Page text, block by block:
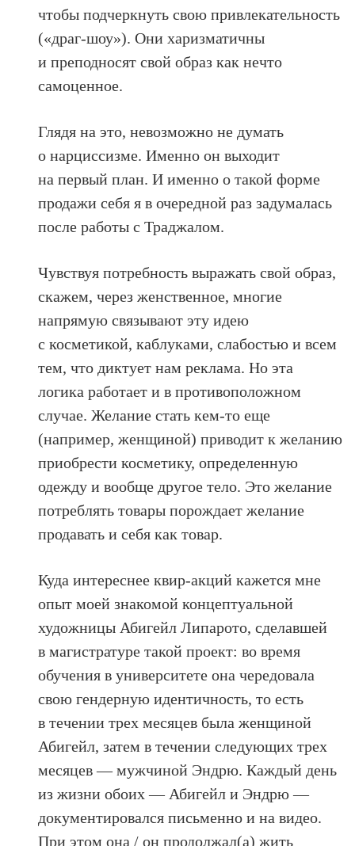
чтобы подчеркнуть свою привлекательность
(«драг-шоу»). Они харизматичны
и преподносят свой образ как нечто
самоценное.
Глядя на это, невозможно не думать
о нарциссизме. Именно он выходит
на первый план. И именно о такой форме
продажи себя я в очередной раз задумалась
после работы с Траджалом.
Чувствуя потребность выражать свой образ,
скажем, через женственное, многие
напрямую связывают эту идею
с косметикой, каблуками, слабостью и всем
тем, что диктует нам реклама. Но эта
логика работает и в противоположном
случае. Желание стать кем‑то еще
(например, женщиной) приводит к желанию
приобрести косметику, определенную
одежду и вообще другое тело. Это желание
потреблять товары порождает желание
продавать и себя как товар.
Куда интереснее квир-акций кажется мне
опыт моей знакомой концептуальной
художницы Абигейл Липарото, сделавшей
в магистратуре такой проект: во время
обучения в университете она чередовала
свою гендерную идентичность, то есть
в течении трех месяцев была женщиной
Абигейл, затем в течении следующих трех
месяцев — мужчиной Эндрю. Каждый день
из жизни обоих — Абигейл и Эндрю —
документировался письменно и на видео.
При этом она / он продолжал(а) жить